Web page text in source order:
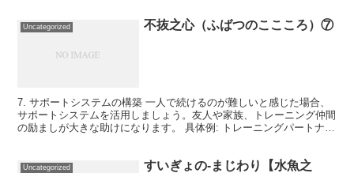
Uncategorized 不抜之心（ふばつのここころ）⑦
7. サポートシステムの構築 一人で続けるのが難しいと感じた場合、
サポートシステムを活用しましょう。友人や家族、トレーニング仲間
の励ましが大きな助けになります。 具体例: トレーニングパートナー
Uncategorized
すいぎょの-まじわり【水魚之